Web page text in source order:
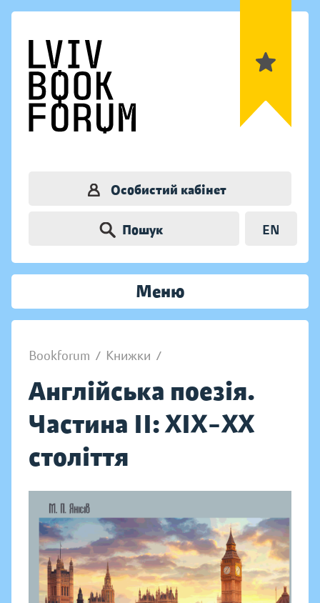
Особистий кабінет
Пошук EN
Меню
Bookforum / Книжки /
Англійська поезія.
Частина II: XIX–XX
століття